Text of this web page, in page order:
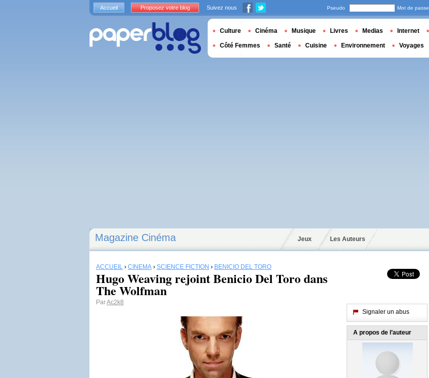
Magazine Cinéma Jeux Les Auteurs
ACCUEIL › CINÉMA › SCIENCE FICTION › BENICIO DEL TORO
Hugo Weaving rejoint Benicio Del Toro dans
The Wolfman
ParAc2k8
Signaler un abus
A propos de l’auteur
Accueil Proposez votre blog Suivez nous Pseudo Mot de passe
Culture Cinéma Musique Livres Medias Internet
Côté Femmes Santé Cuisine Environnement Voyages